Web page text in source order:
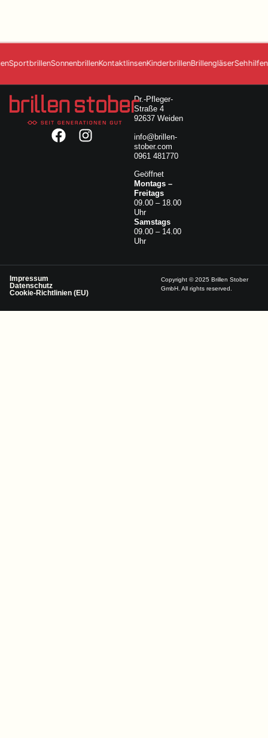
Über Uns
Kontakt
Online-Termin
Geöffnet
09.00 – 18.00 Uhr
Samstags
09.00 – 14.00 Uhr
SonnenbrillenKontaktlinsenKinderbrillenBrillengläserSehhilfen
Dr.-Pfleger-
Straße 4
92637 Weiden
info@brillen-
stober.com
0961 481770
Geöffnet
Montags –
Freitags
09.00 – 18.00
Uhr
Samstags
09.00 – 14.00
Uhr
Impressum
Datenschutz
Cookie-Richtlinien (EU)
Copyright © 2025 Brillen Stober
GmbH. All rights reserved.